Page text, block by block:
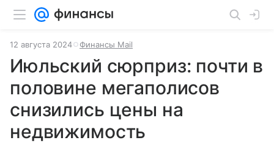
12 августа 2024 Финансы Mail
Июльский сюрприз: почти в
половине мегаполисов
снизились цены на
недвижимость